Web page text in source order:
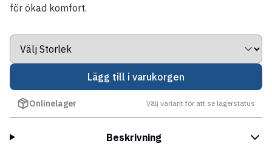
för ökad komfort.
Lägg till i varukorgen
Onlinelager Välj variant för att se lagerstatus
Beskrivning